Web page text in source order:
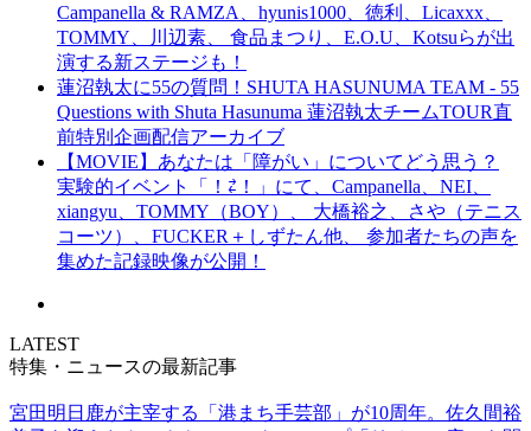
Campanella & RAMZA、hyunis1000、徳利、Licaxxx、
TOMMY、川辺素、 食品まつり、E.O.U、Kotsuらが出
演する新ステージも！
蓮沼執太に55の質問！SHUTA HASUNUMA TEAM - 55
Questions with Shuta Hasunuma 蓮沼執太チームTOUR直
前特別企画配信アーカイブ
【MOVIE】あなたは「障がい」についてどう思う？
実験的イベント「！⇄！」にて、Campanella、NEI、
xiangyu、TOMMY（BOY）、 大橋裕之、さや（テニス
コーツ）、FUCKER＋しずたん他、 参加者たちの声を
集めた記録映像が公開！
LATEST
特集・ニュースの最新記事
宮田明日鹿が主宰する「港まち手芸部」が10周年。佐久間裕